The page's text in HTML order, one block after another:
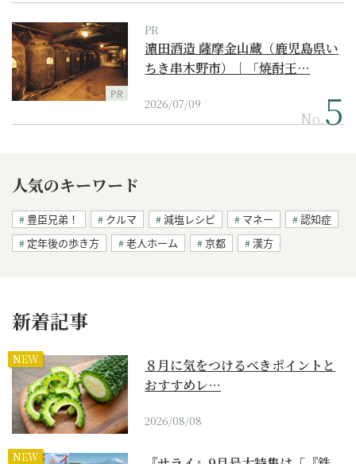
PR
PR
濵田酒造 薩摩金山蔵（鹿児島県い
ちき串木野市）｜「焼酎王…
2026/07/09
No.
人気のキーワード
豊臣兄弟！ クルマ 減塩レシピ マネー
認知症
定年後の歩き方
老人ホーム 京都 漢方
新着記事
NEW
８月に気をつけるべきポイントと
おすすめレ…
2026/08/08
NEW